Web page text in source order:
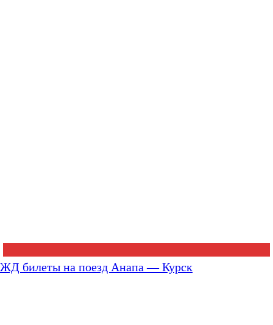
ЖД билеты на поезд Анапа — Курск